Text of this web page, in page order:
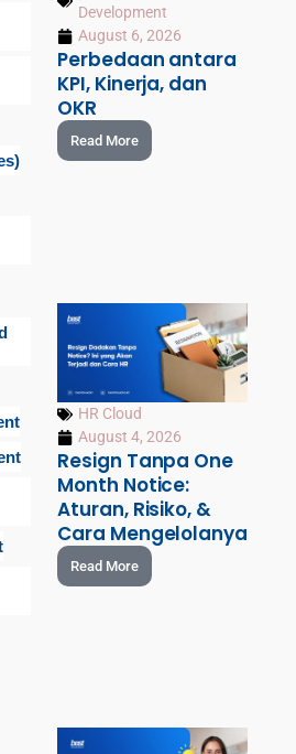
Development
August 6, 2026
Perbedaan antara
KPI, Kinerja, dan
OKR
Read More
HR Cloud
August 4, 2026
Resign Tanpa One
Month Notice:
Aturan, Risiko, &
Cara Mengelolanya
Read More